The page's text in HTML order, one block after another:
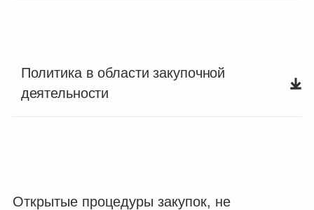
Политика в области закупочной
деятельности
Открытые процедуры закупок, не